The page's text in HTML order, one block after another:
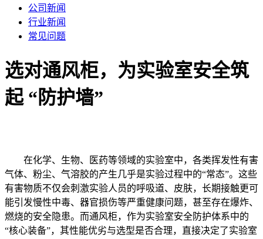
公司新闻
行业新闻
常见问题
选对通风柜，为实验室安全筑
起 “防护墙”
在化学、生物、医药等领域的实验室中，各类挥发性有害
气体、粉尘、气溶胶的产生几乎是实验过程中的“常态”。这些
有害物质不仅会刺激实验人员的呼吸道、皮肤，长期接触更可
能引发慢性中毒、器官损伤等严重健康问题，甚至存在爆炸、
燃烧的安全隐患。而通风柜，作为实验室安全防护体系中的
“核心装备”，其性能优劣与选型是否合理，直接决定了实验室